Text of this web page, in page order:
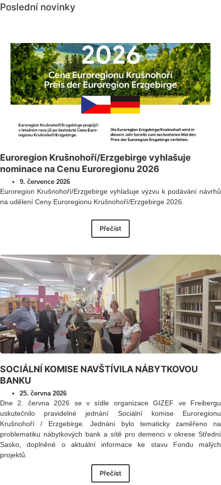
Poslední novinky
Euroregion Krušnohoří/Erzgebirge vyhlašuje
nominace na Cenu Euroregionu 2026
9. července 2026
Euroregion Krušnohoří/Erzgebirge vyhlašuje výzvu k podávání návrhů
na udělení Ceny Euroregionu Krušnohoří/Erzgebirge 2026.
Přečíst
SOCIÁLNÍ KOMISE NAVŠTÍVILA NÁBYTKOVOU
BANKU
25. června 2026
Dne 2. června 2026 se v sídle organizace GIZEF ve Freibergu
uskutečnilo pravidelné jednání Sociální komise Euroregionu
Krušnohoří / Erzgebirge. Jednání bylo tematicky zaměřeno na
problematiku nábytkových bank a sítě pro demenci v okrese Střední
Sasko, doplněné o aktuální informace ke stavu Fondu malých
projektů.
Přečíst